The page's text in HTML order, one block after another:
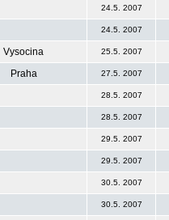
24.5. 2007
24.5. 2007
Vysocina 25.5. 2007
Praha 27.5. 2007
28.5. 2007
28.5. 2007
29.5. 2007
29.5. 2007
30.5. 2007
30.5. 2007